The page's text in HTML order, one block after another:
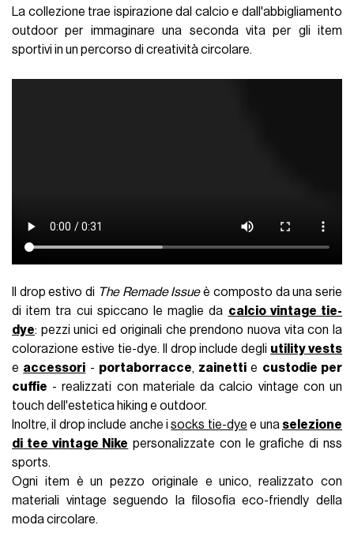
La collezione trae ispirazione dal calcio e dall'abbigliamento
outdoor per immaginare una seconda vita per gli item
sportivi in un percorso di creatività circolare.
Il drop estivo di The Remade Issueè composto da una serie
di item tra cui spiccano le maglie da calcio vintage tie-
dye: pezzi unici ed originali che prendono nuova vita con la
colorazione estive tie-dye. Il drop include degli utility vests
e accessori - portaborracce, zainetti e custodie per
cuffie - realizzati con materiale da calcio vintage con un
touch dell'estetica hiking e outdoor.
Inoltre, il drop include anche isocks tie-dye e una selezione
di tee vintage Nike personalizzate con le grafiche di nss
sports.
Ogni item è un pezzo originale e unico, realizzato con
materiali vintage seguendo la filosofia eco-friendly della
moda circolare.